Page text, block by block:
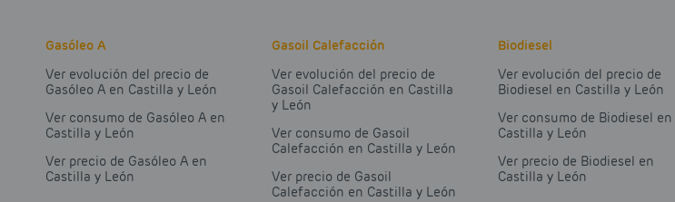
Gasóleo A
Ver evolución del precio de
Gasóleo A en Castilla y León
Ver consumo de Gasóleo A en
Castilla y León
Ver precio de Gasóleo A en
Castilla y León
Gasoil Calefacción
Ver evolución del precio de
Gasoil Calefacción en Castilla
y León
Ver consumo de Gasoil
Calefacción en Castilla y León
Ver precio de Gasoil
Calefacción en Castilla y León
Biodiesel
Ver evolución del precio de
Biodiesel en Castilla y León
Ver consumo de Biodiesel en
Castilla y León
Ver precio de Biodiesel en
Castilla y León